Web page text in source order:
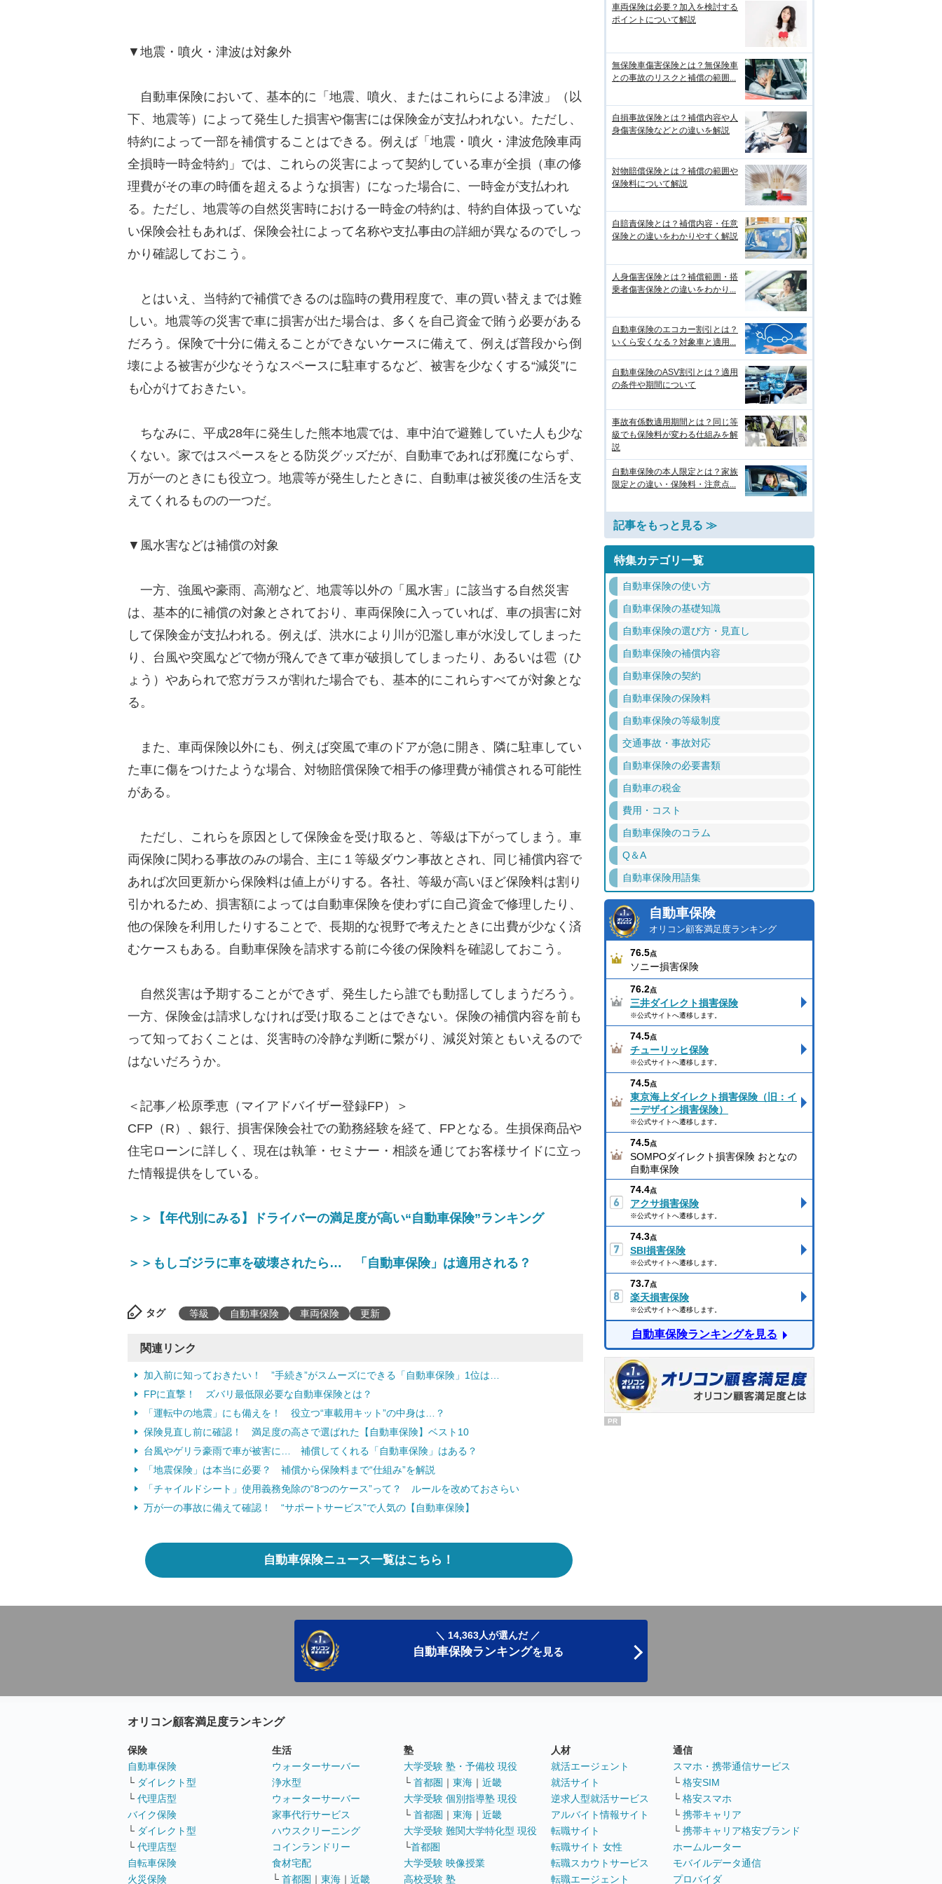
▼地震・噴火・津波は対象外
自動車保険において、基本的に「地震、噴火、またはこれらによる津波」（以
下、地震等）によって発生した損害や傷害には保険金が支払われない。ただし、
特約によって一部を補償することはできる。例えば「地震・噴火・津波危険車両
全損時一時金特約」では、これらの災害によって契約している車が全損（車の修
理費がその車の時価を超えるような損害）になった場合に、一時金が支払われ
る。ただし、地震等の自然災害時における一時金の特約は、特約自体扱っていな
い保険会社もあれば、保険会社によって名称や支払事由の詳細が異なるのでしっ
かり確認しておこう。
とはいえ、当特約で補償できるのは臨時の費用程度で、車の買い替えまでは難
しい。地震等の災害で車に損害が出た場合は、多くを自己資金で賄う必要がある
だろう。保険で十分に備えることができないケースに備えて、例えば普段から倒
壊による被害が少なそうなスペースに駐車するなど、被害を少なくする“減災”に
も心がけておきたい。
ちなみに、平成28年に発生した熊本地震では、車中泊で避難していた人も少な
くない。家ではスペースをとる防災グッズだが、自動車であれば邪魔にならず、
万が一のときにも役立つ。地震等が発生したときに、自動車は被災後の生活を支
えてくれるものの一つだ。
▼風水害などは補償の対象
一方、強風や豪雨、高潮など、地震等以外の「風水害」に該当する自然災害
は、基本的に補償の対象とされており、車両保険に入っていれば、車の損害に対
して保険金が支払われる。例えば、洪水により川が氾濫し車が水没してしまった
り、台風や突風などで物が飛んできて車が破損してしまったり、あるいは雹（ひ
ょう）やあられで窓ガラスが割れた場合でも、基本的にこれらすべてが対象とな
る。
また、車両保険以外にも、例えば突風で車のドアが急に開き、隣に駐車してい
た車に傷をつけたような場合、対物賠償保険で相手の修理費が補償される可能性
がある。
ただし、これらを原因として保険金を受け取ると、等級は下がってしまう。車
両保険に関わる事故のみの場合、主に１等級ダウン事故とされ、同じ補償内容で
あれば次回更新から保険料は値上がりする。各社、等級が高いほど保険料は割り
引かれるため、損害額によっては自動車保険を使わずに自己資金で修理したり、
他の保険を利用したりすることで、長期的な視野で考えたときに出費が少なく済
むケースもある。自動車保険を請求する前に今後の保険料を確認しておこう。
自然災害は予期することができず、発生したら誰でも動揺してしまうだろう。
一方、保険金は請求しなければ受け取ることはできない。保険の補償内容を前も
って知っておくことは、災害時の冷静な判断に繋がり、減災対策ともいえるので
はないだろうか。
＜記事／松原季恵（マイアドバイザー登録FP）＞
CFP（R）、銀行、損害保険会社での勤務経験を経て、FPとなる。生損保商品や
住宅ローンに詳しく、現在は執筆・セミナー・相談を通じてお客様サイドに立っ
た情報提供をしている。
＞＞【年代別にみる】ドライバーの満足度が高い“自動車保険”ランキング
＞＞もしゴジラに車を破壊されたら… 「自動車保険」は適用される？
タグ 等級 自動車保険 車両保険 更新
関連リンク
加入前に知っておきたい！ ”手続き”がスムーズにできる「自動車保険」1位は…
FPに直撃！ ズバリ最低限必要な自動車保険とは？
「運転中の地震」にも備えを！ 役立つ“車載用キット”の中身は…？
保険見直し前に確認！ 満足度の高さで選ばれた【自動車保険】ベスト10
台風やゲリラ豪雨で車が被害に… 補償してくれる「自動車保険」はある？
「地震保険」は本当に必要？ 補償から保険料まで“仕組み”を解説
「チャイルドシート」使用義務免除の“8つのケース”って？ ルールを改めておさらい
万が一の事故に備えて確認！ “サポートサービス”で人気の【自動車保険】
自動車保険ニュース一覧はこちら！
車両保険は必要？加入を検討する
ポイントについて解説
無保険車傷害保険とは？無保険車
との事故のリスクと補償の範囲...
自損事故保険とは？補償内容や人
身傷害保険などとの違いを解説
対物賠償保険とは？補償の範囲や
保険料について解説
自賠責保険とは？補償内容・任意
保険との違いをわかりやすく解説
人身傷害保険とは？補償範囲・搭
乗者傷害保険との違いをわかり...
自動車保険のエコカー割引とは？
いくら安くなる？対象車と適用...
自動車保険のASV割引とは？適用
の条件や期間について
事故有係数適用期間とは？同じ等
級でも保険料が変わる仕組みを解
説
自動車保険の本人限定とは？家族
限定との違い・保険料・注意点...
記事をもっと見る ≫
特集カテゴリ一覧
自動車保険の使い方
自動車保険の基礎知識
自動車保険の選び方・見直し
自動車保険の補償内容
自動車保険の契約
自動車保険の保険料
自動車保険の等級制度
交通事故・事故対応
自動車保険の必要書類
自動車の税金
費用・コスト
自動車保険のコラム
Q＆A
自動車保険用語集
自動車保険
オリコン顧客満足度ランキング
76.5点
ソニー損害保険
76.2点
三井ダイレクト損害保険
※公式サイトへ遷移します。
74.5点
チューリッヒ保険
※公式サイトへ遷移します。
74.5点
東京海上ダイレクト損害保険（旧：イ
ーデザイン損害保険）
※公式サイトへ遷移します。
74.5点
SOMPOダイレクト損害保険 おとなの
自動車保険
74.4点
アクサ損害保険
※公式サイトへ遷移します。
74.3点
SBI損害保険
※公式サイトへ遷移します。
73.7点
楽天損害保険
※公式サイトへ遷移します。
自動車保険ランキングを見る
PR
＼ 14,363人が選んだ ／
自動車保険ランキングを見る
オリコン顧客満足度ランキング
保険
自動車保険
└ ダイレクト型
└ 代理店型
バイク保険
└ ダイレクト型
└ 代理店型
自転車保険
火災保険
生活
ウォーターサーバー
浄水型
ウォーターサーバー
家事代行サービス
ハウスクリーニング
コインランドリー
食材宅配
└ 首都圏 ｜ 東海 ｜ 近畿
塾
大学受験 塾・予備校 現役
└ 首都圏 ｜ 東海 ｜ 近畿
大学受験 個別指導塾 現役
└ 首都圏 ｜ 東海 ｜ 近畿
大学受験 難関大学特化型 現役
└首都圏
大学受験 映像授業
高校受験 塾
人材
就活エージェント
就活サイト
逆求人型就活サービス
アルバイト情報サイト
転職サイト
転職サイト 女性
転職スカウトサービス
転職エージェント
通信
スマホ・携帯通信サービス
└ 格安SIM
└ 格安スマホ
└ 携帯キャリア
└ 携帯キャリア格安ブランド
ホームルーター
モバイルデータ通信
プロバイダ